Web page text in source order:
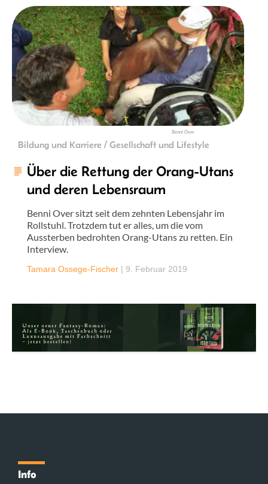
Benni Over
Bildung und Karriere / Gesellschaft und Lifestyle
Über die Rettung der Orang-Utans
und deren Lebensraum
Benni Over sitzt seit dem zehnten Lebensjahr im
Rollstuhl. Trotzdem tut er alles, um die vom
Aussterben bedrohten Orang-Utans zu retten. Ein
Interview.
Tamara Ossege-Fischer | 9. Februar 2019
Info